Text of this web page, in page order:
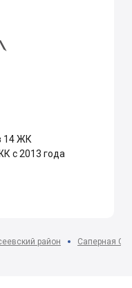
14 ЖК
с 2013 года
район Саперная